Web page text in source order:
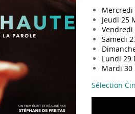
Mercredi
Jeudi 25
Vendredi
Samedi
Lundi 29
Mardi 30
Sélection